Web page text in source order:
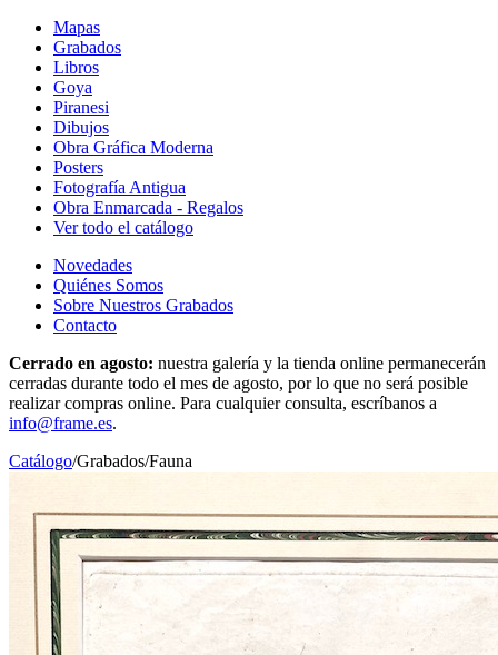
Mapas
Grabados
Libros
Goya
Piranesi
Dibujos
Obra Gráfica Moderna
Posters
Fotografía Antigua
Obra Enmarcada - Regalos
Ver todo el catálogo
Novedades
Quiénes Somos
Sobre Nuestros Grabados
Contacto
Cerrado en agosto: nuestra galería y la tienda online permanecerán
cerradas durante todo el mes de agosto, por lo que no será posible
realizar compras online. Para cualquier consulta, escríbanos a
info@frame.es.
Catálogo/Grabados/Fauna